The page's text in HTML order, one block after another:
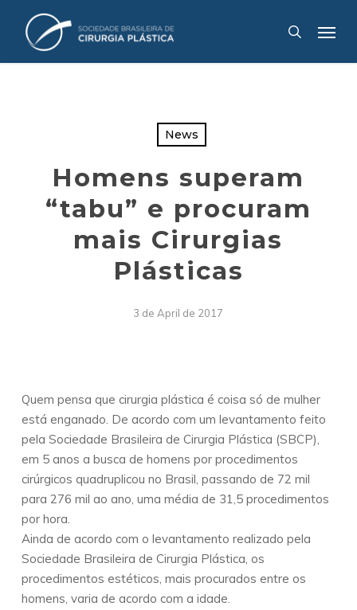
search
News
Homens superam
“tabu” e procuram
mais Cirurgias
Plásticas
3 de April de 2017
Quem pensa que cirurgia plástica é coisa só de mulher
está enganado. De acordo com um levantamento feito
pela Sociedade Brasileira de Cirurgia Plástica (SBCP),
em 5 anos a busca de homens por procedimentos
cirúrgicos quadruplicou no Brasil, passando de 72 mil
para 276 mil ao ano, uma média de 31,5 procedimentos
por hora.
Ainda de acordo com o levantamento realizado pela
Sociedade Brasileira de Cirurgia Plástica, os
procedimentos estéticos, mais procurados entre os
homens, varia de acordo com a idade.